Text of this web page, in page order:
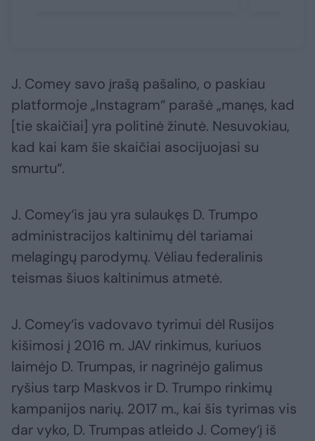
J. Comey savo įrašą pašalino, o paskiau
platformoje „Instagram“ parašė „manęs, kad
[tie skaičiai] yra politinė žinutė. Nesuvokiau,
kad kai kam šie skaičiai asocijuojasi su
smurtu“.
J. Comey‘is jau yra sulaukęs D. Trumpo
administracijos kaltinimų dėl tariamai
melagingų parodymų. Vėliau federalinis
teismas šiuos kaltinimus atmetė.
J. Comey‘is vadovavo tyrimui dėl Rusijos
kišimosi į 2016 m. JAV rinkimus, kuriuos
laimėjo D. Trumpas, ir nagrinėjo galimus
ryšius tarp Maskvos ir D. Trumpo rinkimų
kampanijos narių. 2017 m., kai šis tyrimas vis
dar vyko, D. Trumpas atleido J. Comey‘į iš